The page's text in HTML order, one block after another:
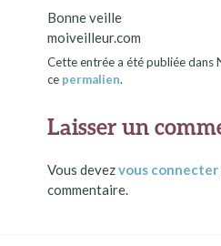
Bonne veille
moiveilleur.com
Cette entrée a été publiée dans
ce permalien.
Laisser un
Vous devezvous connecter
commentaire.